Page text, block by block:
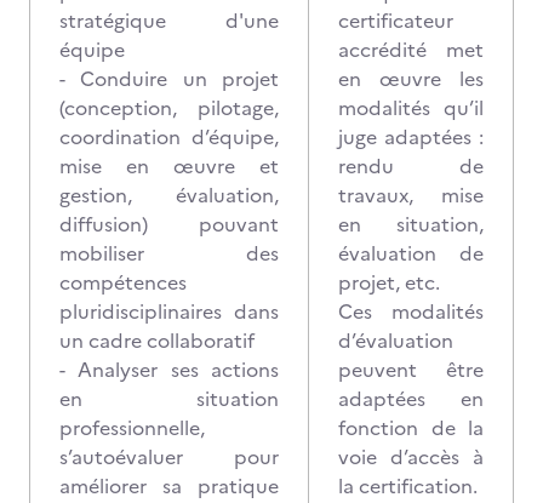
stratégique d'une
équipe
- Conduire un projet
(conception, pilotage,
coordination d’équipe,
mise en œuvre et
gestion, évaluation,
diffusion) pouvant
mobiliser des
compétences
pluridisciplinaires dans
un cadre collaboratif
- Analyser ses actions
en situation
professionnelle,
s’autoévaluer pour
améliorer sa pratique
certificateur
accrédité met
en œuvre les
modalités qu’il
juge adaptées :
rendu de
travaux, mise
en situation,
évaluation de
projet, etc.
Ces modalités
d’évaluation
peuvent être
adaptées en
fonction de la
voie d’accès à
la certification.